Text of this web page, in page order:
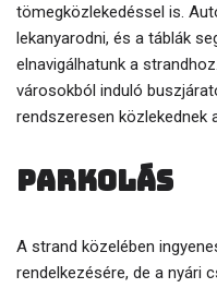
tömegközlekedéssel is.
lekanyarodni, és a táblák
elnavigálhatunk a
városokból induló
rendszeresen közlekednek
parkolás
A strand közelében
rendelkezésére, de a nyári